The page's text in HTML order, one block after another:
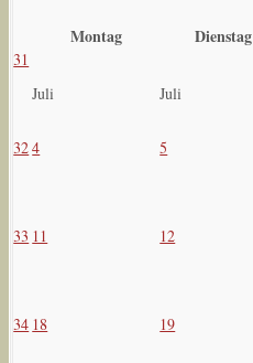
Montag
Dienstag
31
Juli
Juli
324 5
33 11 12
34 18 19